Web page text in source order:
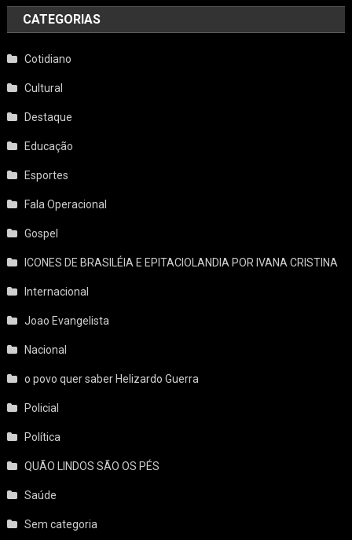
CATEGORIAS
Cotidiano
Cultural
Destaque
Educação
Esportes
Fala Operacional
Gospel
ICONES DE BRASILÉIA E EPITACIOLANDIA POR IVANA CRISTINA
Internacional
Joao Evangelista
Nacional
o povo quer saber Helizardo Guerra
Policial
Política
QUÃO LINDOS SÃO OS PÉS
Saúde
Sem categoria